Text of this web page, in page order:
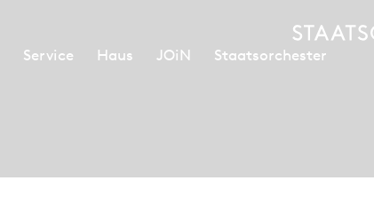
Service Haus JOiN Staatsorchester